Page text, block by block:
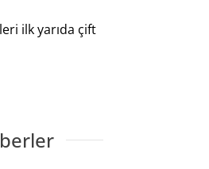
ilk yarıda çift